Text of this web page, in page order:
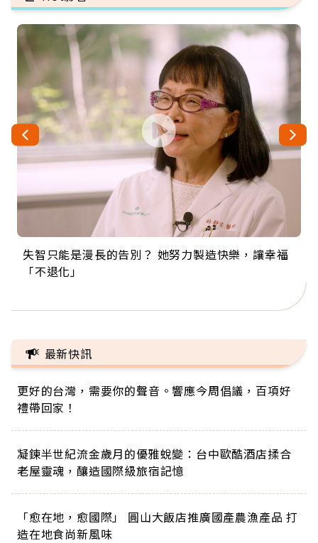
失智只能是漫長的告別？ 她努力製造快樂，讓幸福
「不退化」
來自剛果的巧克力神父 為台灣奉獻36年 「台灣是我
的家，我連作夢都講台語！」
63歲卸矽谷副總、搬回台灣找快樂！「蛋黃哥小
丑」走進安養院，逗樂上萬爺奶：退休後才開始真
104歲打破金氏世界紀錄 成為全球最年長羽球選
手，分享長壽的秘密原來是「這個」
事業巔峰他選擇追夢…黑手阿伯拉小提琴還登上小
巨蛋！連CNN都大讚！
最新快訊
更好的台灣，需要你的聲音。響應今周倡議，百項好
禮帶回家！
凝鍊半世紀流金歲月的優雅蛻變：台中歐酷酒店揉合
老屋靈魂，釀造國際級旅宿記憶
「愈在地，愈國際」 圓山大飯店推廣國產農漁產品 打
造在地食尚新風味